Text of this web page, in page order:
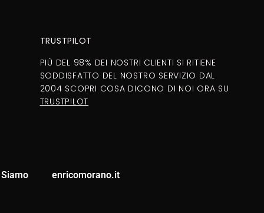
TRUSTPILOT
PIÙ DEL 98% DEI NOSTRI CLIENTI SI RITIENE
SODDISFATTO DEL NOSTRO SERVIZIO DAL
2004 SCOPRI COSA DICONO DI NOI ORA SU
TRUSTPILOT
enricomorano.it